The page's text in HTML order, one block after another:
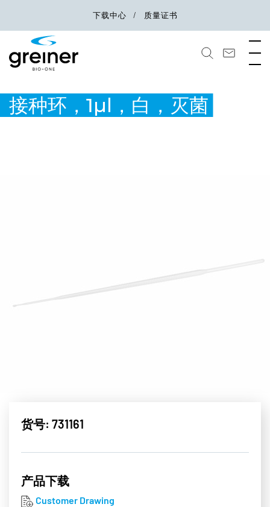
下载中心 质量证书
接种环，1µl，白，灭菌
货号: 731161
产品下载
Customer Drawing